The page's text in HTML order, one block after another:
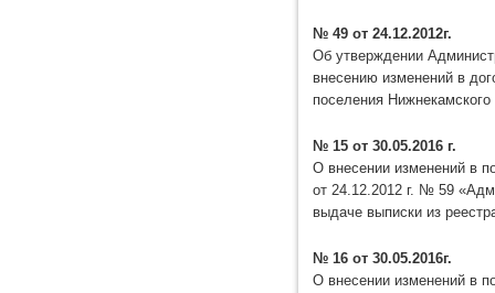
№ 49 от 24.12.2012г.
Об утверждении
внесению изменений в
поселения
№ 15 от 30.05.2016 г.
О внесении изменений в
от 24.12.2012 г. № 59
выдаче выписки из
№ 16 от 30.05.2016г.
О внесении изменений в